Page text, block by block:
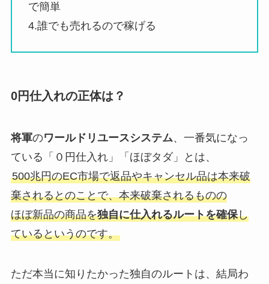
で簡単
4.誰でも売れるので稼げる
0円仕入れの正体は？
将軍のワールドリユースシステム、一番気になっ
ている「０円仕入れ」「ほぼタダ」とは、
500兆円のEC市場で返品やキャンセル品は本来破
棄されるとのことで、本来破棄されるものの
ほぼ新品の商品を独自に仕入れるルートを確保し
ているというのです。
ただ本当に知りたかった独自のルートは、結局わ